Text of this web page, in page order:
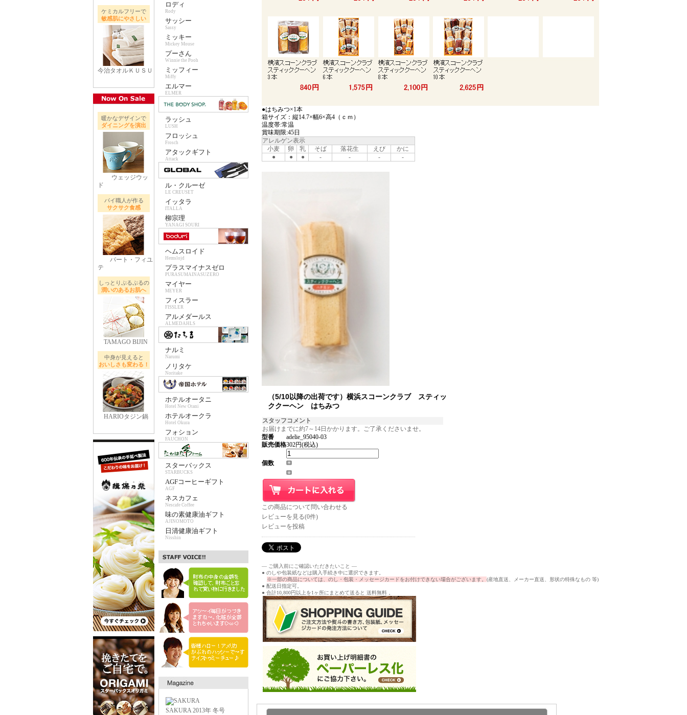
ケミカルフリーで
敏感肌にやさしい
今治タオルＫＵＳＵ
暖かなデザインで
ダイニングを演出
ウェッジウッ
ド
パイ職人が作る
サクサク食感
パート・フィユ
テ
しっとりぷるぷるの
潤いのあるお肌へ
TAMAGO BIJIN
中身が見えると
おいしさも変わる！
HARIOタジン鍋
ロディ
Rody
サッシー
Sassy
ミッキー
Mickey Mouse
プーさん
Winnie the Pooh
ミッフィー
Miffy
エルマー
ELMER
ラッシュ
LUSH
フロッシュ
Frosch
アタックギフト
Attack
ル・クルーゼ
LE CREUSET
イッタラ
ITALLA
柳宗理
YANAGI SOURI
ヘムスロイド
Hemslojd
プラスマイナスゼロ
PURASUMAINASUZERO
マイヤー
MEYER
フィスラー
FISSLER
アルメダールス
ALMEDAHLS
ナルミ
Narumi
ノリタケ
Noritake
ホテルオータニ
Hotel New Otani
ホテルオークラ
Hotel Okura
フォション
FAUCHON
スターバックス
STARBUCKS
AGFコーヒーギフト
AGF
ネスカフェ
Nescafe Coffee
味の素健康油ギフト
AJINOMOTO
日清健康油ギフト
Nisshin
SAKURA 2013年 冬号
●はちみつ×1本
箱サイズ：縦14.7×幅6×高4（ｃｍ）
温度帯:常温
賞味期限:45日
アレルゲン表示
小麦
卵 乳 そば 落花生 えび
かに
●
● ● - - - -
（5/10以降の出荷です）横浜スコーンクラブ スティッ
ククーヘン はちみつ
スタッフコメント
お届けまでに約7～14日かかります。ご了承くださいませ。
型番
adelie_95040-03
販売価格302円(税込)
個数
この商品について問い合わせる
レビューを見る(0件)
レビューを投稿
― ご購入前にご確認いただきたいこと ―
● のしや包装紙などは購入手続き中に選択できます。
※一部の商品については、のし・包装・メッセージカードをお付けできない場合がございます。 (産地直送、メーカー直送、形状の特殊なもの 等)
● 配送日指定可。
● 合計10,800円以上を1ヶ所にまとめて送ると 送料無料 。